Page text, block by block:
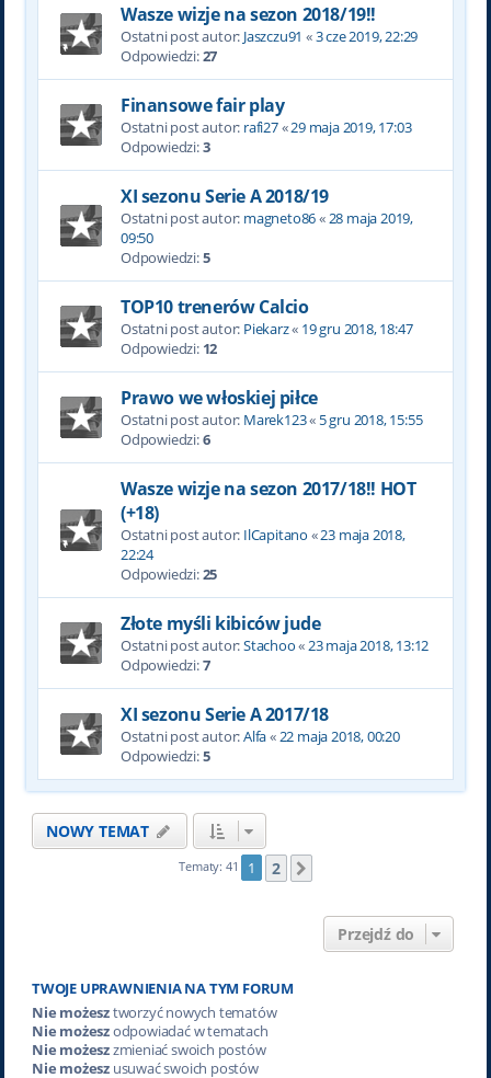
Wasze wizje na sezon 2018/19!!
Ostatni post autor: Jaszczu91 «3 cze 2019, 22:29
Odpowiedzi:27
Finansowe fair play
Ostatni post autor: rafi27«29 maja 2019, 17:03
Odpowiedzi:3
XI sezonu Serie A 2018/19
Ostatni post autor: magneto86«28 maja 2019,
09:50
Odpowiedzi:5
TOP10 trenerów Calcio
Ostatni post autor: Piekarz« 19 gru 2018, 18:47
Odpowiedzi: 12
Prawo we włoskiej piłce
Ostatni post autor: Marek123« 5 gru 2018, 15:55
Odpowiedzi:6
Wasze wizje na sezon 2017/18!! HOT
(+18)
Ostatni post autor: IlCapitano «23 maja 2018,
22:24
Odpowiedzi:25
Złote myśli kibiców jude
Ostatni post autor:Stachoo«23 maja 2018, 13:12
Odpowiedzi:7
XI sezonu Serie A 2017/18
Ostatni post autor:Alfa«22 maja 2018, 00:20
Odpowiedzi:5
NOWY TEMAT
Tematy: 41 1 2
Przejdź do
TWOJE UPRAWNIENIA NA TYM FORUM
Nie możesztworzyć nowych tematów
Nie możeszodpowiadać w tematach
Nie możeszzmieniać swoich postów
Nie możeszusuwać swoich postów